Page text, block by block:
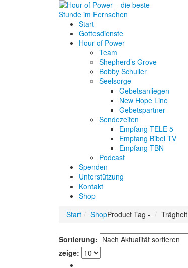
Start
Gottesdienste
Hour of Power
Team
Shepherd’s Grove
Bobby Schuller
Seelsorge
Gebetsanliegen
New Hope Line
Gebetspartner
Sendezeiten
Empfang TELE 5
Empfang Bibel TV
Empfang TBN
Podcast
Spenden
Unterstützung
Kontakt
Shop
Start
ShopProduct Tag - Trägheit
Sortierung:
zeige: